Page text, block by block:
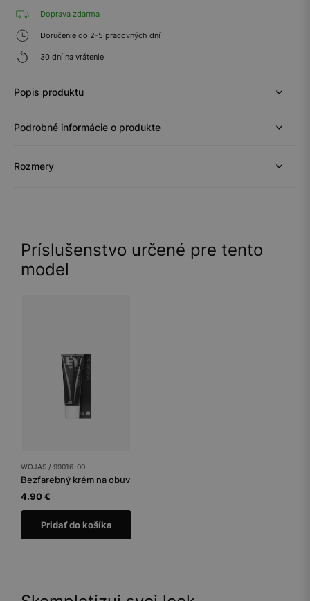
Doprava zdarma
Doručenie do 2-5 pracovných dní
30 dní na vrátenie
Popis produktu
Podrobné informácie o produkte
Rozmery
Príslušenstvo určené pre tento
model
WOJAS / 99016-00
Bezfarebný krém na obuv
4.90 €
Pridať do košíka